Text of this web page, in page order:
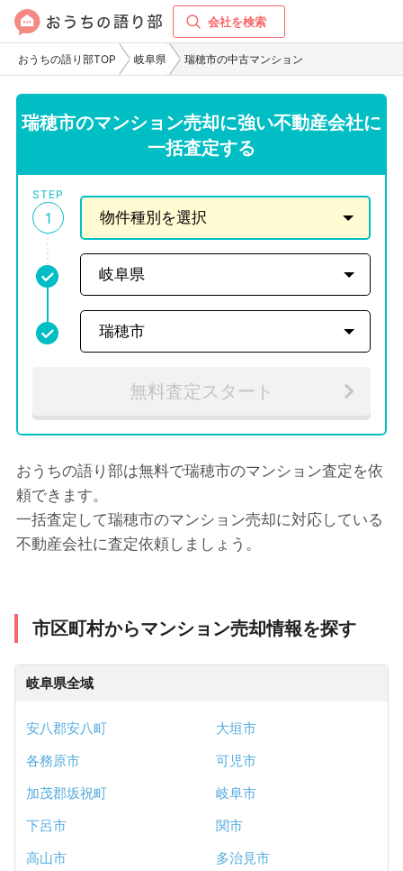
会社を検索
おうちの語り部TOP 岐阜県 瑞穂市の中古マンション
瑞穂市のマンション売却に強い不動産会社に
一括査定する
STEP
1
無料査定スタート
おうちの語り部は無料で瑞穂市のマンション査定を依
頼できます。
一括査定して瑞穂市のマンション売却に対応している
不動産会社に査定依頼しましょう。
市区町村からマンション売却情報を探す
岐阜県全域
安八郡安八町
大垣市
各務原市
可児市
加茂郡坂祝町
岐阜市
下呂市
関市
高山市
多治見市